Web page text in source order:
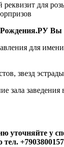
реквизит для
Вы
для
звезд эстрады
зала заведения
уточняйте у